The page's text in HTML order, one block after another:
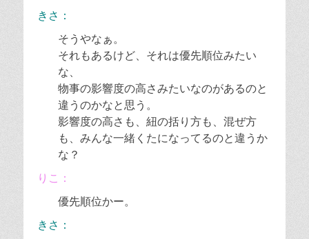
きさ：
そうやなぁ。
それもあるけど、それは優先順位みたい
な、
物事の影響度の高さみたいなのがあるのと
違うのかなと思う。
影響度の高さも、紐の括り方も、混ぜ方
も、みんな一緒くたになってるのと違うか
な？
りこ：
優先順位かー。
きさ：